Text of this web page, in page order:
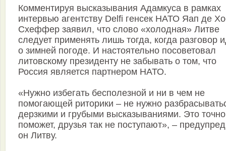
Комментируя высказывания Адамкуса в рамках
интервью агентству Delfi генсек НАТО Яап де
Схеффер заявил, что слово «холодная» Литве
следует применять лишь тогда, когда разговор
о зимней погоде. И настоятельно посоветовал
литовскому президенту не забывать о том, что
Россия является партнером НАТО.
«Нужно избегать бесполезной и ни в чем не
помогающей риторики – не нужно
дерзкими и грубыми высказываниями. Это
поможет, друзья так не поступают», –
он Литву.